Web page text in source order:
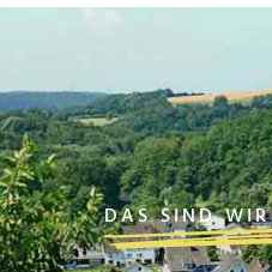
DAS SIND WIR